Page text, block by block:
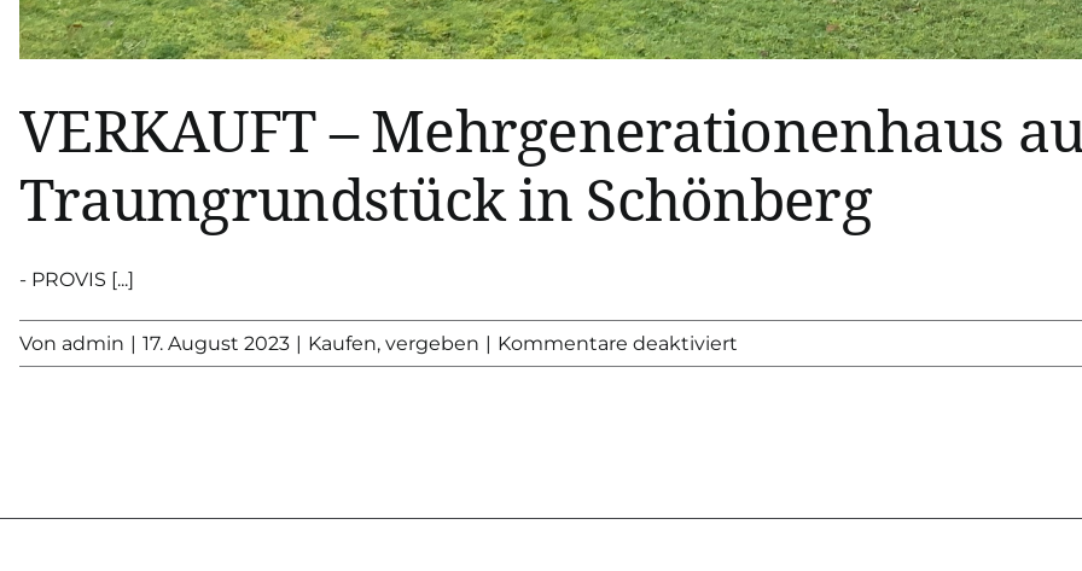
VERKAUFT – Mehrgenerationenhaus
Traumgrundstück in Schönberg
- PROVIS [...]
Von admin | 17. August 2023 | Kaufen, vergeben | Kommentare deaktiviert
VERKAUFT